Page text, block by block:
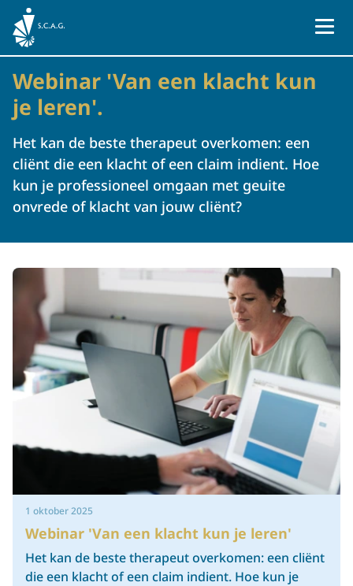
Naar homepage
Webinar 'Van een klacht kun
je leren'.
Het kan de beste therapeut overkomen: een
cliënt die een klacht of een claim indient. Hoe
kun je professioneel omgaan met geuite
onvrede of klacht van jouw cliënt?
1 oktober 2025
Webinar 'Van een klacht kun je leren'
Het kan de beste therapeut overkomen: een cliënt
die een klacht of een claim indient. Hoe kun je